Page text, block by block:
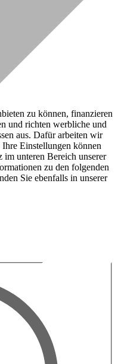
zu können, finanzieren
und richten werbliche und
aus. Dafür arbeiten wir
Einstellungen können
unteren Bereich unserer
zu den folgenden
Sie ebenfalls in unserer